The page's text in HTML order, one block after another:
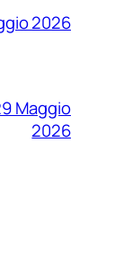
2026
Maggio
2026